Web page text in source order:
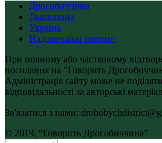
Дрогобиччина
Львівщина
Україна
Надзвичайні новини
При повному або частковому
посилання на "Говорить
Адміністрація сайту може не
відповідальності за авторські
Зв'язатися з нами:
© 2019, “Говорить Дрогобиччина”